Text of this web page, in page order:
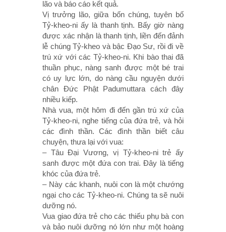
lão và báo cáo kết quả.
Vị trưởng lão, giữa bốn chúng, tuyên bố
Tỷ-kheo-ni ấy là thanh tịnh. Bấy giờ nàng
được xác nhận là thanh tịnh, liền đến đảnh
lễ chúng Tỷ-kheo và bậc Ðạo Sư, rồi đi về
trú xứ với các Tỷ-kheo-ni. Khi bào thai đã
thuần phục, nàng sanh được một bé trai
có uy lực lớn, do nàng cầu nguyện dưới
chân Ðức Phật Padumuttara cách đây
nhiều kiếp.
Nhà vua, một hôm đi đến gần trú xứ của
Tỷ-kheo-ni, nghe tiếng của đứa trẻ, và hỏi
các đình thần. Các đình thần biết câu
chuyện, thưa lại với vua:
– Tâu Ðại Vương, vị Tỷ-kheo-ni trẻ ấy
sanh được một đứa con trai. Ðây là tiếng
khóc của đứa trẻ.
– Này các khanh, nuôi con là một chướng
ngại cho các Tỷ-kheo-ni. Chúng ta sẽ nuôi
dưỡng nó.
Vua giao đứa trẻ cho các thiếu phụ bà con
và bảo nuôi dưỡng nó lớn như một hoàng